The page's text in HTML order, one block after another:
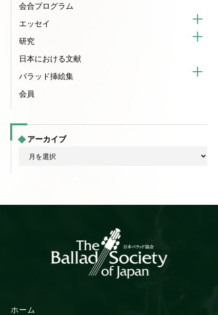
会合プログラム
エッセイ
研究
日本における文献
バラッド挿絵集
会員
アーカイブ
ブ
ホーム